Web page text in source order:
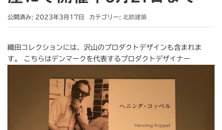
公開済み: 2023年3月17日 カテゴリー: 北欧建築
織田コレクションには、沢山のプロダクトデザインも含まれま
す。 こちらはデンマークを代表するプロダクトデザイナー